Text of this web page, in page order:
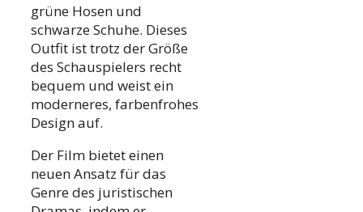
grüne Hosen und
schwarze Schuhe. Dieses
Outfit ist trotz der Größe
des Schauspielers recht
bequem und weist ein
moderneres, farbenfrohes
Design auf.
Der Film bietet einen
neuen Ansatz für das
Genre des juristischen